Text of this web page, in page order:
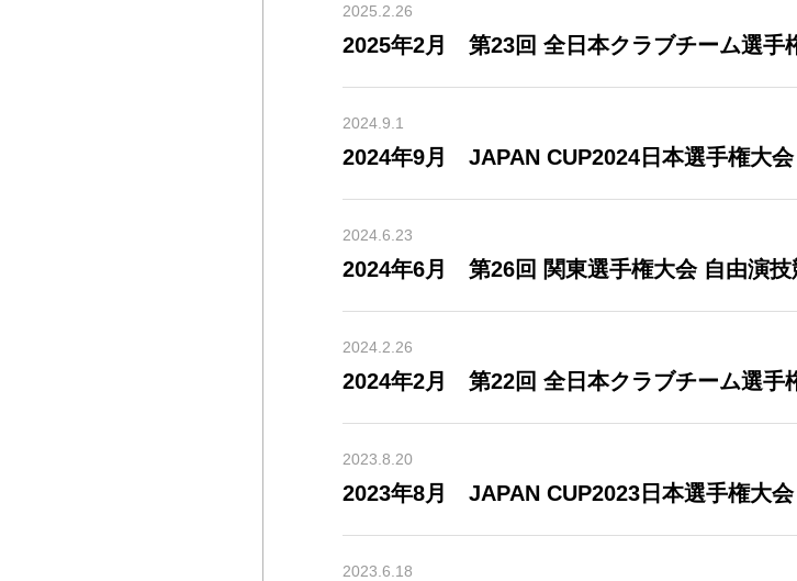
2025.2.26
2025年2月 第23回 全日本クラブチーム選手
2024.9.1
2024年9月 JAPAN CUP2024日本選手権大
2024.6.23
2024年6月 第26回 関東選手権大会 自由演
2024.2.26
2024年2月 第22回 全日本クラブチーム選手
2023.8.20
2023年8月 JAPAN CUP2023日本選手権
2023.6.18